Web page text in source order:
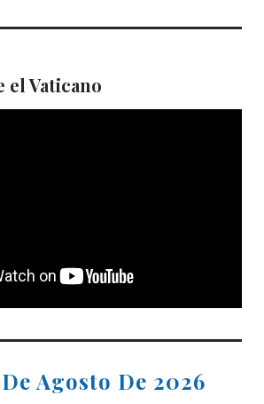
el Vaticano
Agosto De 2026